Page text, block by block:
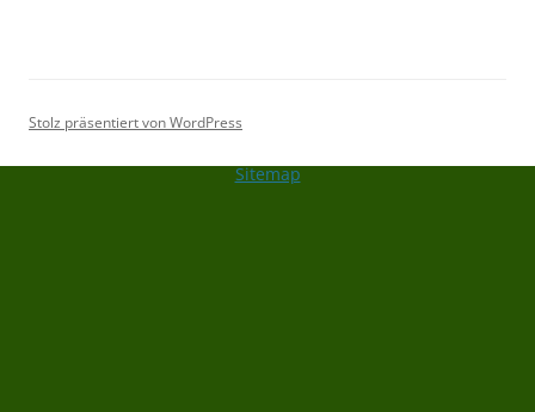
Stolz präsentiert von WordPress
Sitemap